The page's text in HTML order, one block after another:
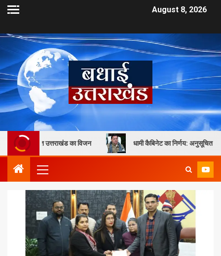
August 8, 2026
का विजन धामी कैबिनेट का निर्णय: अनुसूचित जाति एवं जनजाति